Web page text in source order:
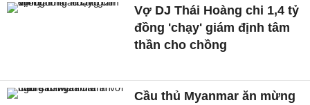
Vợ DJ Thái Hoàng chi 1,4 tỷ
đồng 'chạy' giám định tâm
thần cho chồng
Cầu thủ Myanmar ăn mừng